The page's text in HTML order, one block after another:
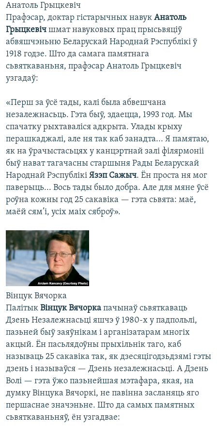
Анатоль Грыцкевіч
Прафэсар, доктар гістарычных навук Анатоль
Грыцкевіч шмат навуковых прац прысьвяціў
абвяшчэньню Беларускай Народнай Рэспублікі ў
1918 годзе. Што да самага памятнага
сьвяткаваньня, прафэсар Анатоль Грыцкевіч
узгадаў:
«Перш за ўсё тады, калі была абвешчана
незалежнасьць. Гэта быў, здаецца, 1993 год. Мы
спачатку рыхтаваліся адкрыта. Улады крыху
перашкаджалі, але ня так каб занадта... Я памятаю,
як на ўрачыстасьцях у канцэртнай залі філярмоніі
быў нават тагачасны старшыня Рады Беларускай
Народнай Рэспублікі Язэп Сажыч. Ён проста ня мог
паверыць... Вось тады было добра. Але для мяне ўсё
роўна кожны год 25 сакавіка — гэта сьвята: маё,
маёй сям’і, усіх маіх сяброў».
Вінцук Вячорка
Палітык Вінцук Вячорка пачынаў сьвяткаваць
Дзень Незалежнасьці яшчэ ў 1980-х у падпольлі,
пазьней быў заяўнікам і арганізатарам многіх
акцый. Ён пасьлядоўны прыхільнік таго, каб
называць 25 сакавіка так, як дзесяцігодзьдзямі гэты
дзень і называўся — Дзень незалежнасьці. А Дзень
Волі — гэта ўжо пазьнейшая мэтафара, якая, на
думку Вінцука Вячоркі, не павінна засланяць яго
першаснае значэньне. Што да самых памятных
сьвяткаваньняў, ён узгадвае: